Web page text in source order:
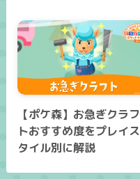
【ポケ森】お急ぎクラフ
トおすすめ度をプレイス
タイル別に解説